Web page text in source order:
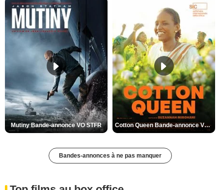
Mutiny Bande-annonce VO STFR Cotton Queen Bande-annonce VO STFR
Bandes-annonces à ne pas manquer